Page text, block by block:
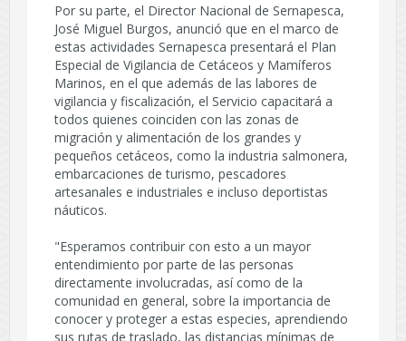
Por su parte, el Director Nacional de Sernapesca,
José Miguel Burgos, anunció que en el marco de
estas actividades Sernapesca presentará el Plan
Especial de Vigilancia de Cetáceos y Mamíferos
Marinos, en el que además de las labores de
vigilancia y fiscalización, el Servicio capacitará a
todos quienes coinciden con las zonas de
migración y alimentación de los grandes y
pequeños cetáceos, como la industria salmonera,
embarcaciones de turismo, pescadores
artesanales e industriales e incluso deportistas
náuticos.
"Esperamos contribuir con esto a un mayor
entendimiento por parte de las personas
directamente involucradas, así como de la
comunidad en general, sobre la importancia de
conocer y proteger a estas especies, aprendiendo
sus rutas de traslado, las distancias mínimas de